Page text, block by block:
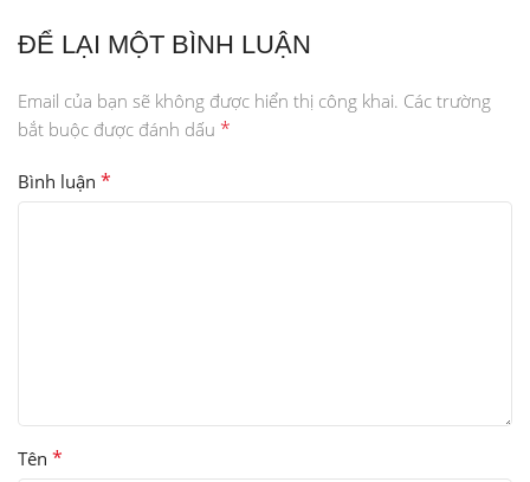
ĐỂ LẠI MỘT BÌNH LUẬN
Email của bạn sẽ không được hiển thị công khai. Các trường
bắt buộc được đánh dấu *
Bình luận *
Tên *